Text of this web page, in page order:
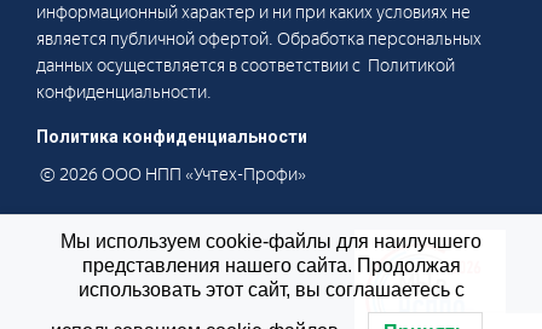
информационный характер и ни при каких условиях не
является публичной офертой. Обработка персональных
данных осуществляется в соответствии с Политикой
конфиденциальности.
Политика конфиденциальности
© 2026 ООО НПП «Учтех-Профи»
Мы используем cookie-файлы для наилучшего
представления нашего сайта. Продолжая
использовать этот сайт, вы соглашаетесь с